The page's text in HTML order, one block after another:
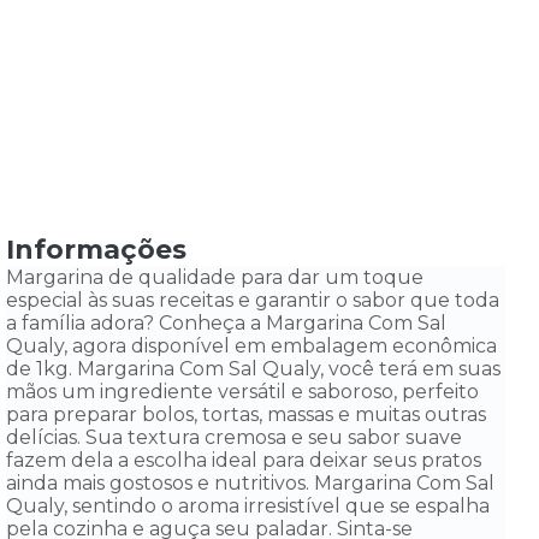
Informações
Margarina de qualidade para dar um toque
especial às suas receitas e garantir o sabor que toda
a família adora? Conheça a Margarina Com Sal
Qualy, agora disponível em embalagem econômica
de 1kg. Margarina Com Sal Qualy, você terá em suas
mãos um ingrediente versátil e saboroso, perfeito
para preparar bolos, tortas, massas e muitas outras
delícias. Sua textura cremosa e seu sabor suave
fazem dela a escolha ideal para deixar seus pratos
ainda mais gostosos e nutritivos. Margarina Com Sal
Qualy, sentindo o aroma irresistível que se espalha
pela cozinha e aguça seu paladar. Sinta-se